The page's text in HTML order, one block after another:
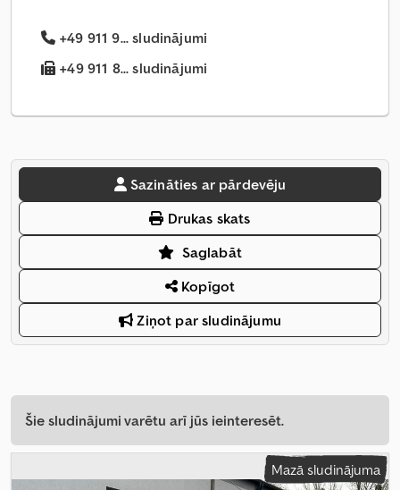
+49 911 9... sludinājumi
+49 911 8... sludinājumi
Sazināties ar pārdevēju
Drukas skats
Saglabāt
Kopīgot
Ziņot par sludinājumu
Šie sludinājumi varētu arī jūs ieinteresēt.
Mazā sludinājuma